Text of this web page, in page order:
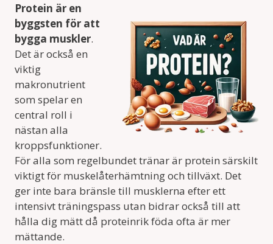
Protein är en
byggsten för att
bygga muskler.
Det är också en
viktig
makronutrient
som spelar en
central roll i
nästan alla
kroppsfunktioner.
För alla som regelbundet tränar är protein särskilt
viktigt för muskelåterhämtning och tillväxt. Det
ger inte bara bränsle till musklerna efter ett
intensivt träningspass utan bidrar också till att
hålla dig mätt då proteinrik föda ofta är mer
mättande.